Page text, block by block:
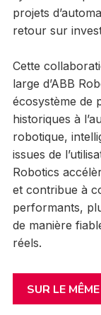
projets
retour sur
Cette
large d’ABB
écosystème de
historiques à
robotique,
issues de
Robotics
et contribue à
performants,
de manière
réels.
SUR LE